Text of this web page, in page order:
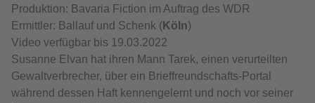
Produktion: Bavaria Fiction im Auftrag des WDR
Ermittler: Ballauf und Schenk (Köln)
Video verfügbar bis 19.03.2022
Susanne Elvan hat ihren Mann Tarek, einen verurteilten
Gewaltverbrecher, über ein Brieffreundschafts-Portal
während dessen Haft kennengelernt und noch vor seiner